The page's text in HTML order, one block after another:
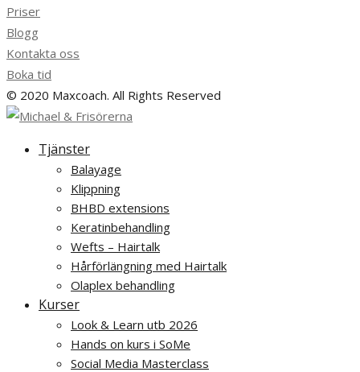
Priser
Blogg
Kontakta oss
Boka tid
© 2020 Maxcoach. All Rights Reserved
Tjänster
Balayage
Klippning
BHBD extensions
Keratinbehandling
Wefts – Hairtalk
Hårförlängning med Hairtalk
Olaplex behandling
Kurser
Look & Learn utb 2026
Hands on kurs i SoMe
Social Media Masterclass